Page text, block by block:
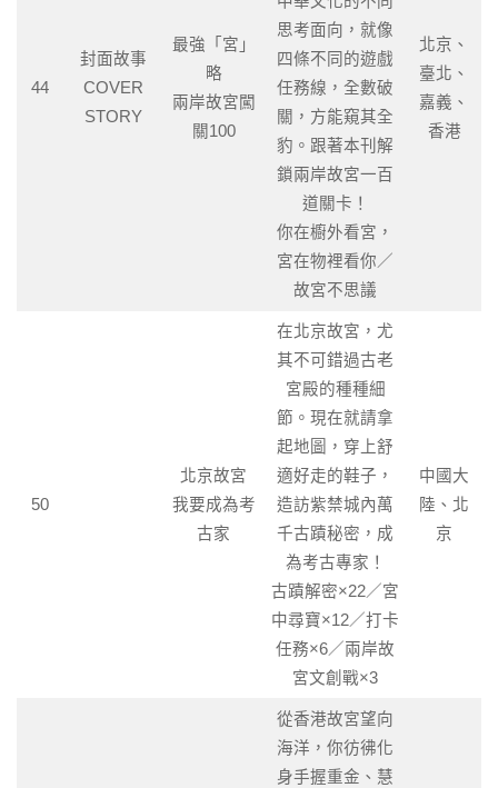
44
封面故事
COVER
STORY
最強「宮」
略
兩岸故宮闖
關100
思考面向，就像
四條不同的遊戲
任務線，全數破
關，方能窺其全
豹。跟著本刊解
鎖兩岸故宮一百
道關卡！
你在櫥外看宮，
宮在物裡看你／
故宮不思議
北京、
臺北、
嘉義、
香港
50
北京故宮
我要成為考
古家
在北京故宮，尤
其不可錯過古老
宮殿的種種細
節。現在就請拿
起地圖，穿上舒
適好走的鞋子，
造訪紫禁城內萬
千古蹟秘密，成
為考古專家！
古蹟解密×22／宮
中尋寶×12／打卡
任務×6／兩岸故
宮文創戰×3
中國大
陸、北
京
從香港故宮望向
海洋，你彷彿化
身手握重金、慧